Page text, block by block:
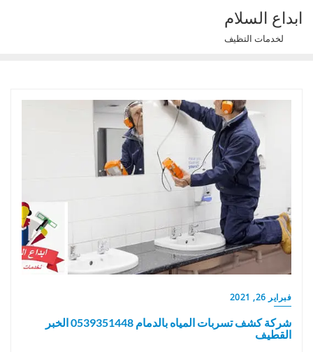
Skip
content
ابداع السلام
لخدمات التظيف
فبراير 26, 2021
شركة كشف تسربات المياه بالدمام 0539351448 الخبر
القطيف